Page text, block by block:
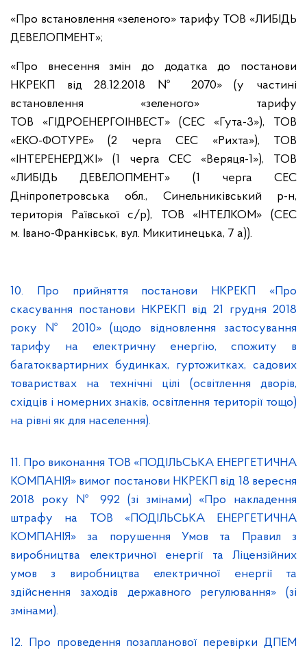
«Про встановлення «зеленого» тарифу ТОВ «ЛИБІДЬ
ДЕВЕЛОПМЕНТ»;
«Про внесення змін до додатка до постанови
НКРЕКП від 28.12.2018 № 2070» (у частині
встановлення «зеленого» тарифу
ТОВ «ГІДРОЕНЕРГОІНВЕСТ» (СЕС «Гута-3»), ТОВ
«ЕКО-ФОТУРЕ» (2 черга СЕС «Рихта»), ТОВ
«ІНТЕРЕНЕРДЖІ» (1 черга СЕС «Веряця-1»), ТОВ
«ЛИБІДЬ ДЕВЕЛОПМЕНТ» (1 черга СЕС
Дніпропетровська обл., Синельниківський р-н,
територія Раївської с/р), ТОВ «ІНТЕЛКОМ» (СЕС
м. Івано-Франківськ, вул. Микитинецька, 7 а)).
10. Про прийняття постанови НКРЕКП «Про
скасування постанови НКРЕКП від 21 грудня 2018
року № 2010» (щодо відновлення застосування
тарифу на електричну енергію, спожиту в
багатоквартирних будинках, гуртожитках, садових
товариствах на технічні цілі (освітлення дворів,
східців і номерних знаків, освітлення території тощо)
на рівні як для населення).
11. Про виконання ТОВ «ПОДІЛЬСЬКА ЕНЕРГЕТИЧНА
КОМПАНІЯ» вимог постанови НКРЕКП від 18 вересня
2018 року № 992 (зі змінами) «Про накладення
штрафу на ТОВ «ПОДІЛЬСЬКА ЕНЕРГЕТИЧНА
КОМПАНІЯ» за порушення Умов та Правил з
виробництва електричної енергії та Ліцензійних
умов з виробництва електричної енергії та
здійснення заходів державного регулювання» (зі
змінами).
12. Про проведення позапланової перевірки ДПЕМ